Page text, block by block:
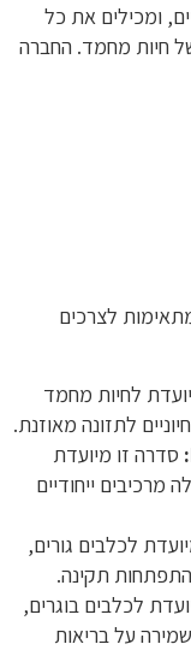
ומכילים את כל
של חיות מחמד. החברה
לצרכים
לחיות מחמד
לתזונה מאוזנת.
סדרה זו מיועדת
מרכיבים ייחודיים
לכלבים גורים,
תקינה.
לכלבים בוגרים,
על בריאות